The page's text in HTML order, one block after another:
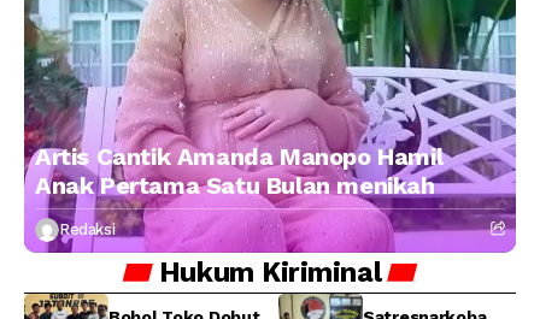
Artis Cantik Amanda Manopo Hamil
Anak Pertama Satu Bulan menikah
Redaksi
Hukum Kiriminal